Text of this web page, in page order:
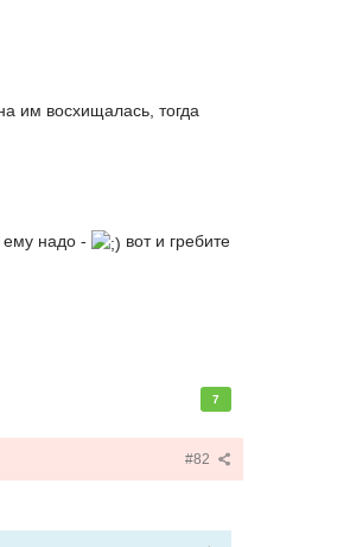
им восхищалась, тогда
ему надо -
вот и гребите
7
#82